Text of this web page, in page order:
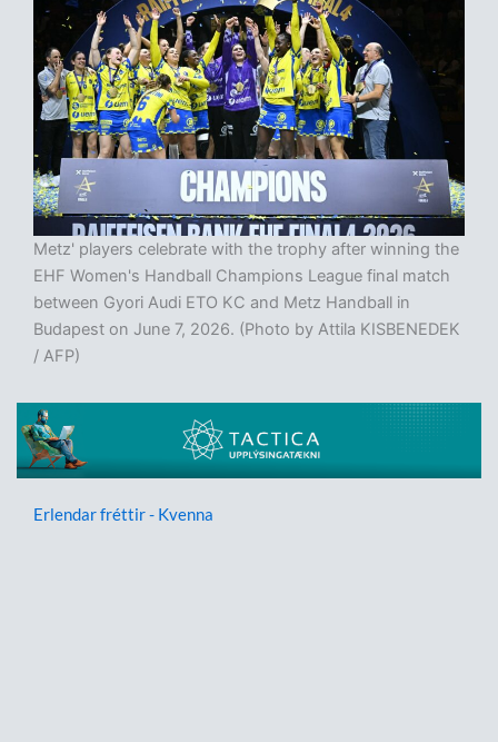
Metz' players celebrate with the trophy after winning the
EHF Women's Handball Champions League final match
between Gyori Audi ETO KC and Metz Handball in
Budapest on June 7, 2026. (Photo by Attila KISBENEDEK
/ AFP)
Erlendar fréttir - Kvenna